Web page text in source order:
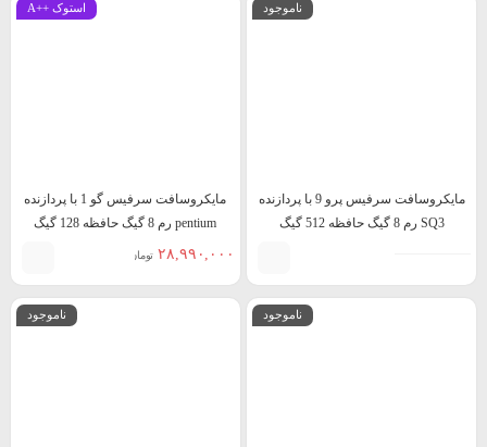
ناموجود
مایکروسافت سرفیس پرو 9 با پردازنده
SQ3 رم 8 گیگ حافظه 512 گیگ
استوک ++A
مایکروسافت سرفیس گو 1 با پردازنده
pentium رم 8 گیگ حافظه 128 گیگ
۲۸,۹۹۰,۰۰۰ تومان
ناموجود ناموجود